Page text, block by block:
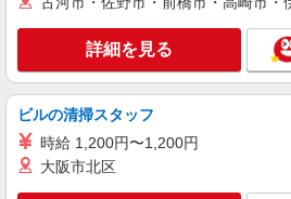
月給 279,340円 〜
経験
■ソフトバンク販
千葉県佐倉市
キープ
正社員
詳細を見る
ビルの清掃スタッフ
時給 1,200円〜1,200円
大阪市北区